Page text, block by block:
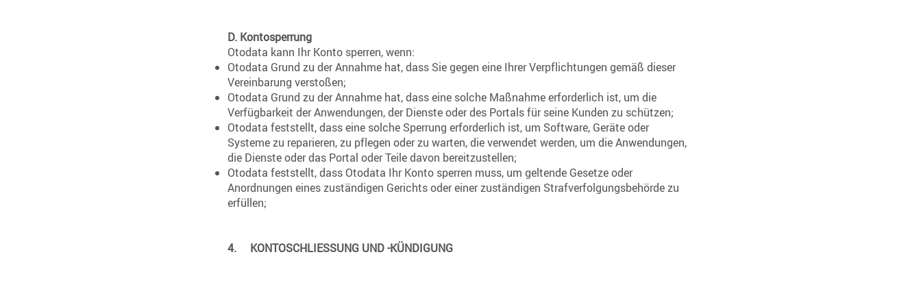
D. Kontosperrung
Otodata kann Ihr Konto sperren, wenn:
Otodata Grund zu der Annahme hat, dass Sie gegen eine Ihrer Verpflichtungen gemäß dieser
Vereinbarung verstoßen;
Otodata Grund zu der Annahme hat, dass eine solche Maßnahme erforderlich ist, um die
Verfügbarkeit der Anwendungen, der Dienste oder des Portals für seine Kunden zu schützen;
Otodata feststellt, dass eine solche Sperrung erforderlich ist, um Software, Geräte oder
Systeme zu reparieren, zu pflegen oder zu warten, die verwendet werden, um die Anwendungen,
die Dienste oder das Portal oder Teile davon bereitzustellen;
Otodata feststellt, dass Otodata Ihr Konto sperren muss, um geltende Gesetze oder
Anordnungen eines zuständigen Gerichts oder einer zuständigen Strafverfolgungsbehörde zu
erfüllen;
4. KONTOSCHLIESSUNG UND -KÜNDIGUNG